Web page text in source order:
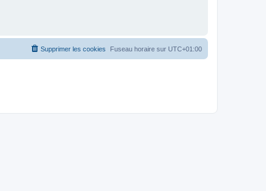
Fuseau horaire sur UTC+01:00
Supprimer les cookies